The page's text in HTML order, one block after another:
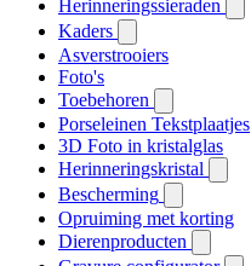
Herinneringssieraden
Kaders
Asverstrooiers
Foto's
Toebehoren
Porseleinen Tekstplaatjes
3D Foto in kristalglas
Herinneringskristal
Bescherming
Opruiming met korting
Dierenproducten